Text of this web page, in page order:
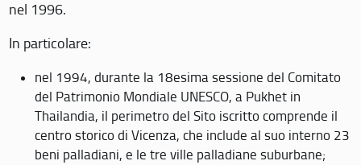
nel 1996.
In particolare:
nel 1994, durante la 18esima sessione del Comitato
del Patrimonio Mondiale UNESCO, a Pukhet in
Thailandia, il perimetro del Sito iscritto comprende il
centro storico di Vicenza, che include al suo interno 23
beni palladiani, e le tre ville palladiane suburbane;